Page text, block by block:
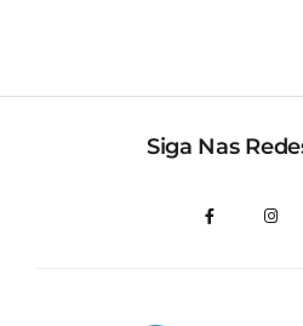
Siga Nas